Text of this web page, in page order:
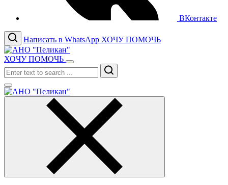
ВКонтакте
Написать в WhatsApp ХОЧУ ПОМОЧЬ
ХОЧУ ПОМОЧЬ
Search